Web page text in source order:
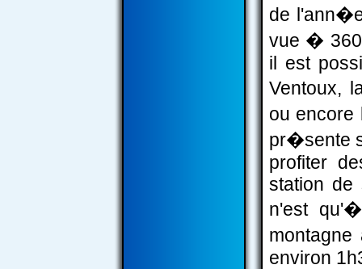
de
vue �
il est
Ventoux,
ou
pr�sente
profiter
station
n'est
environ